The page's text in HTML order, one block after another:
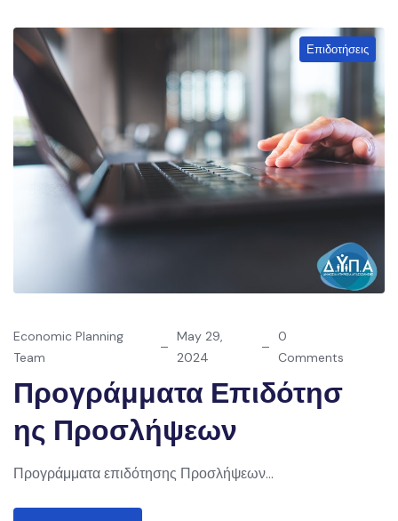
Επιδοτήσεις
Economic Planning
Team
May 29,
2024
0
Comments
Προγράμματα Επιδότησ
Ης Προσλήψεων
Προγράμματα επιδότησης Προσλήψεων...